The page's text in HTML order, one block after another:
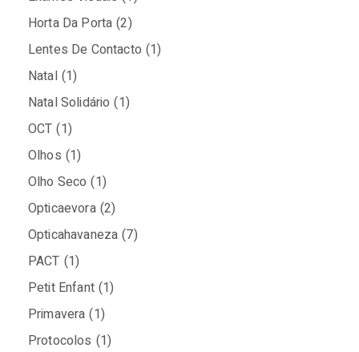
Horta Da Porta (2)
Lentes De Contacto (1)
Natal (1)
Natal Solidário (1)
OCT (1)
Olhos (1)
Olho Seco (1)
Opticaevora (2)
Opticahavaneza (7)
PACT (1)
Petit Enfant (1)
Primavera (1)
Protocolos (1)